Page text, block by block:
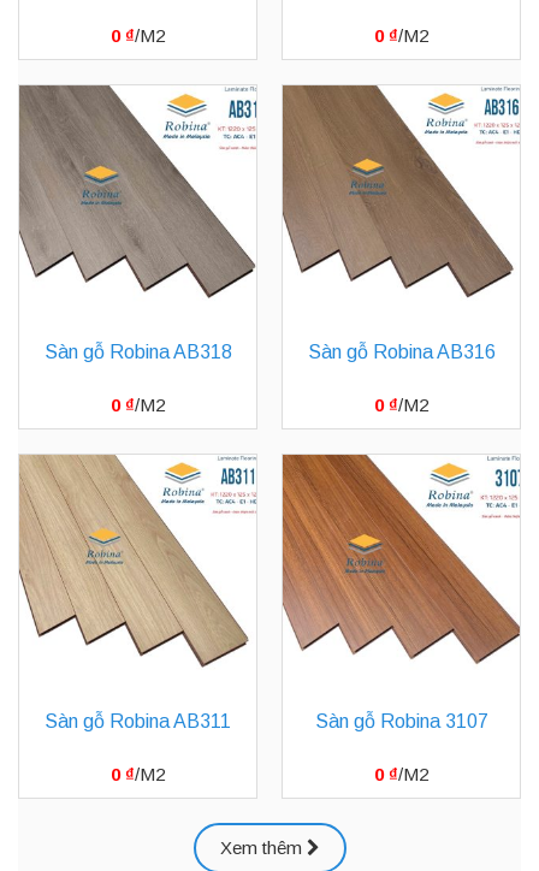
0 ₫ 0 ₫
Sàn gỗ Robina AB318
0 ₫
Sàn gỗ Robina AB316
0 ₫
Sàn gỗ Robina AB311
0 ₫
Sàn gỗ Robina 3107
0 ₫
Xem thêm